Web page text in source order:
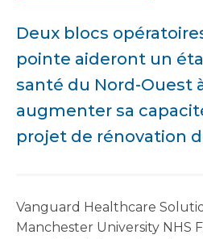
Deux blocs
pointe aideront un
santé du Nord-Ouest
augmenter sa
projet de rénovation
Vanguard Healthcare
Manchester University NHS